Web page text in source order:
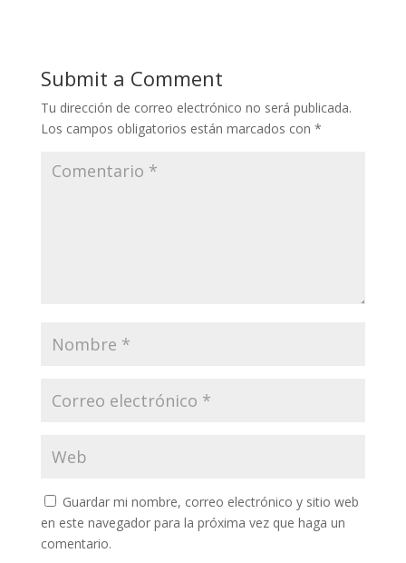
Submit a Comment
Tu dirección de correo electrónico no será publicada.
Los campos obligatorios están marcados con *
Guardar mi nombre, correo electrónico y sitio web
en este navegador para la próxima vez que haga un
comentario.